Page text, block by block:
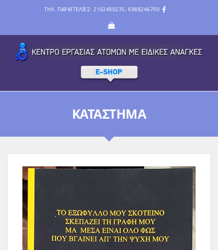
ΤΗΛ. ΠΑΡΑΓΓΕΛΙΕΣ: 2102480235, 6988246700
ΚΑΤΆΣΤΗΜΑ